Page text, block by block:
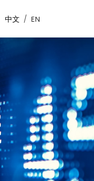
中文 / EN